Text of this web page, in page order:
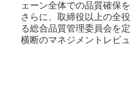
ェーン全体での品質確保を
さらに、取締役以上の全
る総合品質管理委員会を
横断のマネジメントレビュ